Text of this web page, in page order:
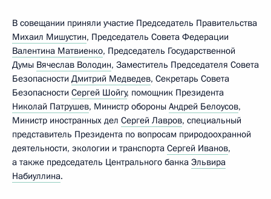
В совещании приняли участие Председатель Правительства
Михаил Мишустин, Председатель Совета Федерации
Валентина Матвиенко, Председатель Государственной
Думы Вячеслав Володин, Заместитель Председателя Совета
Безопасности Дмитрий Медведев, Секретарь Совета
Безопасности Сергей Шойгу, помощник Президента
Николай Патрушев, Министр обороны Андрей Белоусов,
Министр иностранных дел Сергей Лавров, специальный
представитель Президента по вопросам природоохранной
деятельности, экологии и транспорта Сергей Иванов,
а также председатель Центрального банка Эльвира
Набиуллина.